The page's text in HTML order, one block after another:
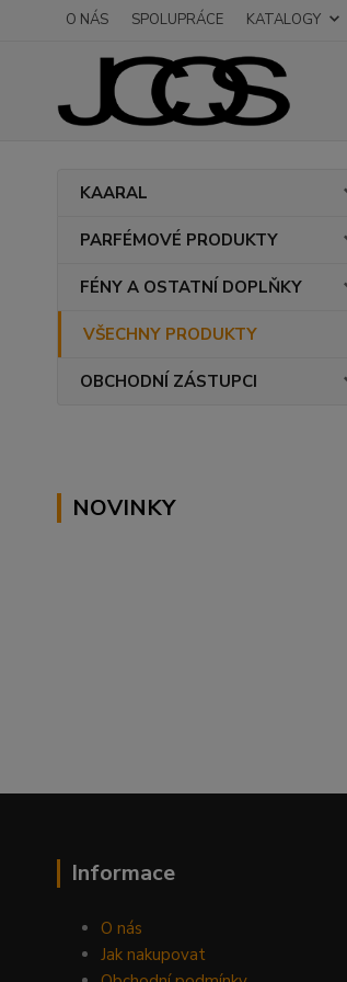
O NÁS SPOLUPRÁCE KATALOGY
KAARAL
PARFÉMOVÉ PRODUKTY
FÉNY A OSTATNÍ DOPLŇKY
VŠECHNY PRODUKTY
OBCHODNÍ ZÁSTUPCI
NOVINKY
Informace
O nás
Jak nakupovat